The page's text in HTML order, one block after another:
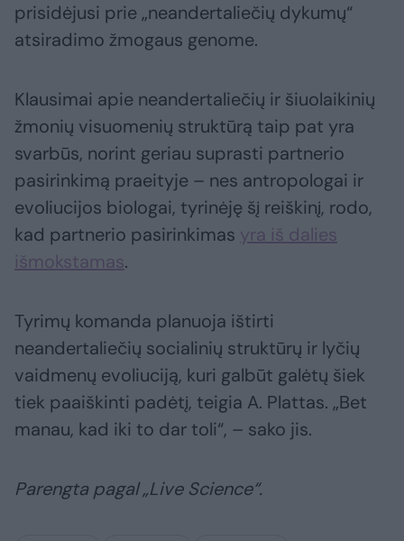
prisidėjusi prie „neandertaliečių dykumų“
atsiradimo žmogaus genome.
Klausimai apie neandertaliečių ir šiuolaikinių
žmonių visuomenių struktūrą taip pat yra
svarbūs, norint geriau suprasti partnerio
pasirinkimą praeityje – nes antropologai ir
evoliucijos biologai, tyrinėję šį reiškinį, rodo,
kad partnerio pasirinkimas yra iš dalies
išmokstamas.
Tyrimų komanda planuoja ištirti
neandertaliečių socialinių struktūrų ir lyčių
vaidmenų evoliuciją, kuri galbūt galėtų šiek
tiek paaiškinti padėtį, teigia A. Plattas. „Bet
manau, kad iki to dar toli“, – sako jis.
Parengta pagal „Live Science“.